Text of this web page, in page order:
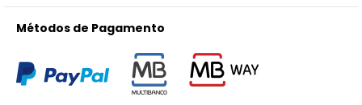
Métodos de Pagamento